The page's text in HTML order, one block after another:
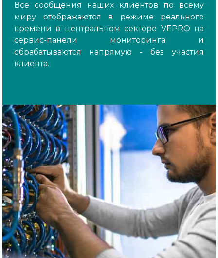
Все сообщения наших клиентов по всему
миру отображаются в режиме реального
времени в центральном секторе VEPRO на
сервис-панели мониторинга и
обрабатываются напрямую - без участия
клиента.